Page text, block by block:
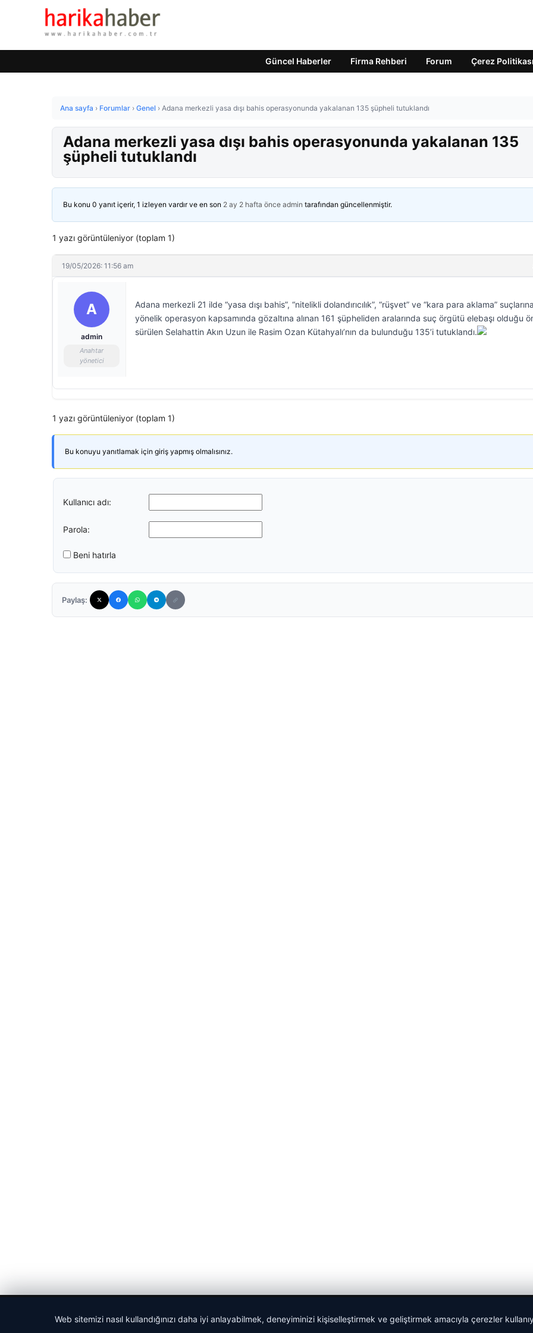
Güncel Haberler Firma Rehberi Forum Çerez Politikası
Ana sayfa › Forumlar › Genel › Adana merkezli yasa dışı bahis operasyonunda yakalanan 135 şüpheli tutuklandı
Adana merkezli yasa dışı bahis operasyonunda yakalanan 135
şüpheli tutuklandı
Bu konu 0 yanıt içerir, 1 izleyen vardır ve en son 2 ay 2 hafta önce admin tarafından güncellenmiştir.
1 yazı görüntüleniyor (toplam 1)
19/05/2026: 11:56 am
A
admin
Anahtar
yönetici
Adana merkezli 21 ilde “yasa dışı bahis”, “nitelikli dolandırıcılık”, “rüşvet” ve “kara para aklama” suçlarına
yönelik operasyon kapsamında gözaltına alınan 161 şüpheliden aralarında suç örgütü elebaşı olduğu
sürülen Selahattin Akın Uzun ile Rasim Ozan Kütahyalı’nın da bulunduğu 135’i tutuklandı.
1 yazı görüntüleniyor (toplam 1)
Bu konuyu yanıtlamak için giriş yapmış olmalısınız.
Kullanıcı adı:
Parola:
Beni hatırla
Paylaş:
Web sitemizi nasıl kullandığınızı daha iyi anlayabilmek, deneyiminizi kişiselleştirmek ve geliştirmek amacıyla çerezler